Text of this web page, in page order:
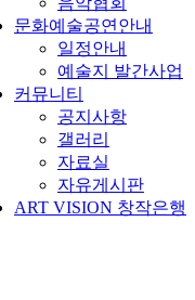
문화예술공연안내
일정안내
예술지 발간사업
커뮤니티
공지사항
갤러리
자료실
자유게시판
ART VISION 창작은행